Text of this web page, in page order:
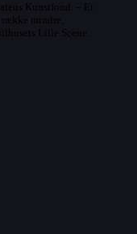
Kunstfond. – Et
række mindre,
Lille Scene.